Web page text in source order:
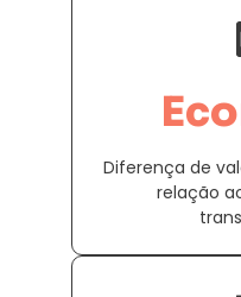
Diferença de
relação